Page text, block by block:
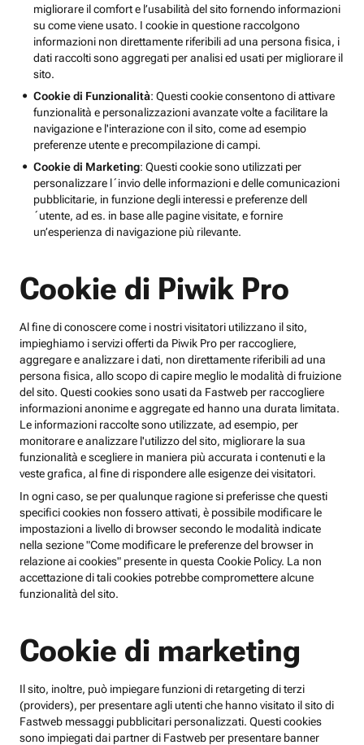
migliorare il comfort e l’usabilità del sito fornendo informazioni
su come viene usato. I cookie in questione raccolgono
informazioni non direttamente riferibili ad una persona fisica, i
dati raccolti sono aggregati per analisi ed usati per migliorare il
sito.
Cookie di Funzionalità: Questi cookie consentono di attivare
funzionalità e personalizzazioni avanzate volte a facilitare la
navigazione e l'interazione con il sito, come ad esempio
preferenze utente e precompilazione di campi.
Cookie di Marketing: Questi cookie sono utilizzati per
personalizzare l´invio delle informazioni e delle comunicazioni
pubblicitarie, in funzione degli interessi e preferenze dell
´utente, ad es. in base alle pagine visitate, e fornire
un’esperienza di navigazione più rilevante.
Cookie di Piwik Pro
Al fine di conoscere come i nostri visitatori utilizzano il sito,
impieghiamo i servizi offerti da Piwik Pro per raccogliere,
aggregare e analizzare i dati, non direttamente riferibili ad una
persona fisica, allo scopo di capire meglio le modalità di fruizione
del sito. Questi cookies sono usati da Fastweb per raccogliere
informazioni anonime e aggregate ed hanno una durata limitata.
Le informazioni raccolte sono utilizzate, ad esempio, per
monitorare e analizzare l'utilizzo del sito, migliorare la sua
funzionalità e scegliere in maniera più accurata i contenuti e la
veste grafica, al fine di rispondere alle esigenze dei visitatori.
In ogni caso, se per qualunque ragione si preferisse che questi
specifici cookies non fossero attivati, è possibile modificare le
impostazioni a livello di browser secondo le modalità indicate
nella sezione "Come modificare le preferenze del browser in
relazione ai cookies" presente in questa Cookie Policy. La non
accettazione di tali cookies potrebbe compromettere alcune
funzionalità del sito.
Cookie di marketing
Il sito, inoltre, può impiegare funzioni di retargeting di terzi
(providers), per presentare agli utenti che hanno visitato il sito di
Fastweb messaggi pubblicitari personalizzati. Questi cookies
sono impiegati dai partner di Fastweb per presentare banner